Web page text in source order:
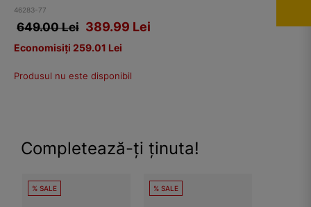
46283-77
649.00 Lei 389.99 Lei
Economisiți 259.01 Lei
Produsul nu este disponibil
Completează-ți ținuta!
% SALE % SALE